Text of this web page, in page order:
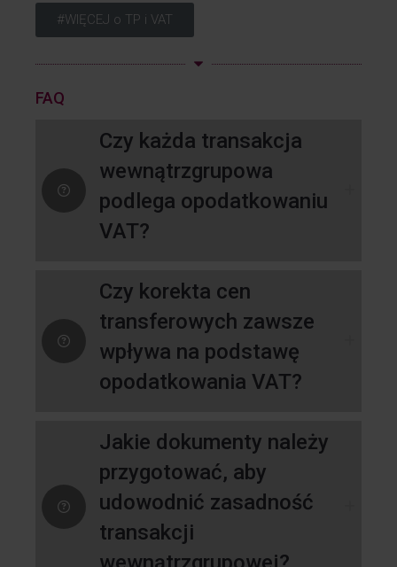
#WIĘCEJ o TP i VAT
FAQ
Czy każda transakcja
wewnątrzgrupowa
podlega opodatkowaniu
VAT?
Czy korekta cen
transferowych zawsze
wpływa na podstawę
opodatkowania VAT?
Jakie dokumenty należy
przygotować, aby
udowodnić zasadność
transakcji